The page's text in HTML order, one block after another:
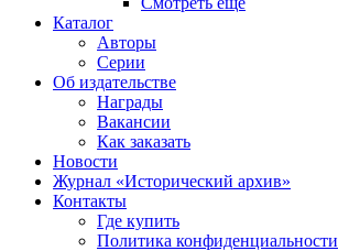
Каталог
Авторы
Серии
Об издательстве
Награды
Вакансии
Как заказать
Новости
Журнал «Исторический архив»‎
Контакты
Где купить
Политика конфиденциальности